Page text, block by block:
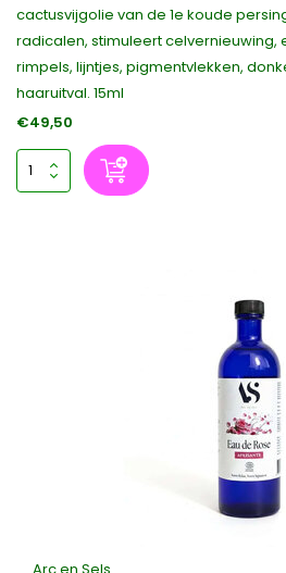
cactusvijgolie van de 1e koude
radicalen, stimuleert celvernieuwing,
rimpels, lijntjes, pigmentvlekken,
haaruitval. 15ml
€49,50